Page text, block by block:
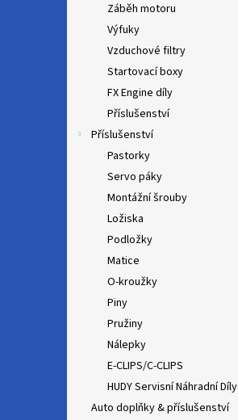
Záběh motoru
Výfuky
Vzduchové filtry
Startovací boxy
FX Engine díly
Příslušenství
Příslušenství
Pastorky
Servo páky
Montážní šrouby
Ložiska
Podložky
Matice
O-kroužky
Piny
Pružiny
Nálepky
E-CLIPS/C-CLIPS
HUDY Servisní Náhradní Díly
Auto doplňky & příslušenství